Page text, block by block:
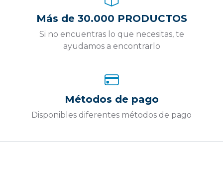
Más de 30.000 PRODUCTOS
Si no encuentras lo que necesitas, te
ayudamos a encontrarlo
Métodos de pago
Disponibles diferentes métodos de pago